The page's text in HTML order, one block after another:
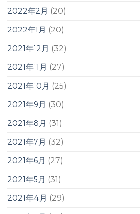
2022年2月 (20)
2022年1月 (20)
2021年12月 (32)
2021年11月 (27)
2021年10月 (25)
2021年9月 (30)
2021年8月 (31)
2021年7月 (32)
2021年6月 (27)
2021年5月 (31)
2021年4月 (29)